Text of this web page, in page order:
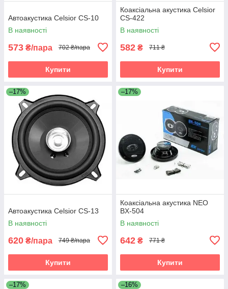
Автоакустика Celsior CS-10
В наявності
573 ₴/пара 702 ₴/пара
Купити
Коаксіальна акустика Celsior
CS-422
В наявності
582 ₴ 711 ₴
Купити
–17%
Автоакустика Celsior CS-13
В наявності
620 ₴/пара 749 ₴/пара
Купити
–17%
Коаксіальна акустика NEO
BX-504
В наявності
642 ₴ 771 ₴
Купити
–17% –16%